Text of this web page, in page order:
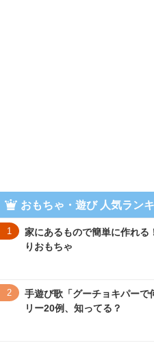
おもちゃ・遊び 人気ラン
1
家にあるもので簡単に作れる
りおもちゃ
2
手遊び歌「グーチョキパーで
リー20例、知ってる？